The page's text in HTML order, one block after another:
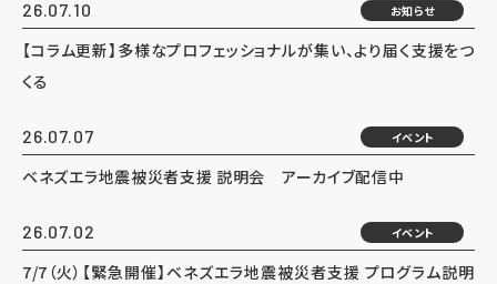
26.07.10 お知らせ
【コラム更新】多様なプロフェッショナルが集い、より届く支援をつ
くる
26.07.07 イベント
ベネズエラ地震被災者支援 説明会 アーカイブ配信中
26.07.02 イベント
7/7（火）【緊急開催】ベネズエラ地震被災者支援 プログラム説明